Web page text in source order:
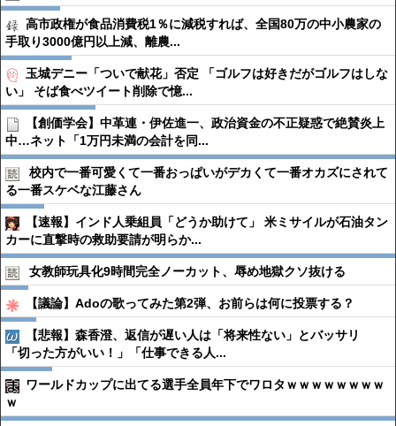
高市政権が食品消費税1％に減税すれば、全国80万の中小農家の
手取り3000億円以上減、離農...
玉城デニー「ついで献花」否定 「ゴルフは好きだがゴルフはしな
い」 そば食べツイート削除で憶...
【創価学会】中革連・伊佐進一、政治資金の不正疑惑で絶賛炎上
中…ネット「1万円未満の会計を同...
校内で一番可愛くて一番おっぱいがデカくて一番オカズにされて
る一番スケベな江藤さん
【速報】インド人乗組員「どうか助けて」 米ミサイルが石油タン
カーに直撃時の救助要請が明らか...
女教師玩具化9時間完全ノーカット、辱め地獄クソ抜ける
【議論】Adoの歌ってみた第2弾、お前らは何に投票する？
【悲報】森香澄、返信が遅い人は「将来性ない」とバッサリ
「切った方がいい！」「仕事できる人...
ワールドカップに出てる選手全員年下でワロタｗｗｗｗｗｗｗｗ
ｗ